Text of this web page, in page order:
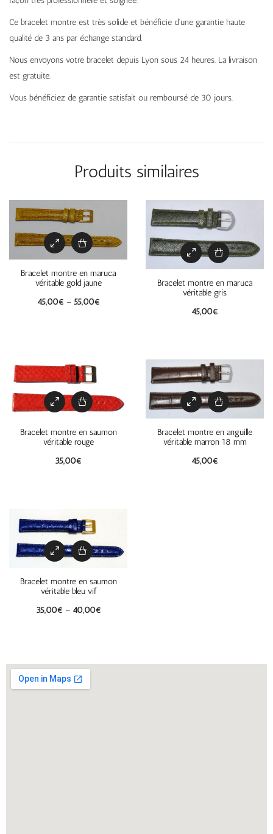
Ce bracelet montre est très solide et bénéficie d’une garantie haute
qualité de 3 ans par échange standard.
Nous envoyons votre bracelet depuis Lyon sous 24 heures. La livraison
est gratuite.
Vous bénéficiez de garantie satisfait ou remboursé de 30 jours.
Produits similaires
Bracelet montre en maruca
véritable gold jaune
45,00€ – 55,00€
Bracelet montre en maruca
véritable gris
45,00€
Bracelet montre en saumon
véritable rouge
35,00€
Bracelet montre en anguille
véritable marron 18 mm
45,00€
Bracelet montre en saumon
véritable bleu vif
35,00€ – 40,00€